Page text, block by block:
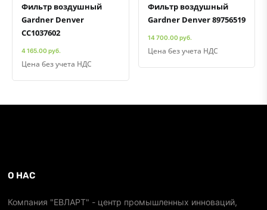
Фильтр воздушный
Gardner Denver
CC1037602
4 165.00 руб.
Цена без учета НДС
Фильтр воздушный
Gardner Denver 89756519
14 700.00 руб.
Цена без учета НДС
О НАС
Компания "ЕВЛАРТ" - центр промышленных инноваций,